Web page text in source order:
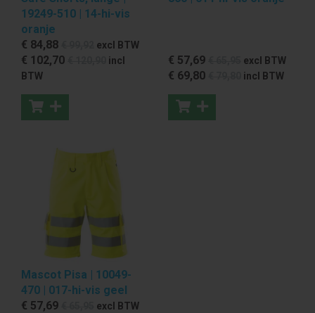
19249-510 | 14-hi-vis
oranje
€ 84,88 excl BTW
€ 102,70
incl
BTW
€ 57,69 excl BTW
€ 69,80 incl BTW
Mascot Pisa | 10049-
470 | 017-hi-vis geel
€ 57,69 excl BTW